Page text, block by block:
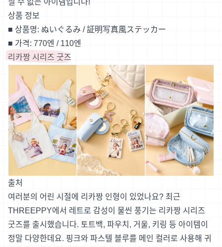
상품 정보
■ 상품명: ぬいぐるみ / 証明写真風ステッカー
■ 가격: 770엔 / 110엔
리카짱 시리즈 굿즈
출처
여러분의 어린 시절에 리카짱 인형이 있었나요? 최근
THREEPPY에서 레트로 감성이 물씬 풍기는 리카짱 시리즈
굿즈를 출시했습니다. 토트백, 파우치, 거울, 키링 등 아이템이
정말 다양한데요. 핑크와 파스텔 블루를 메인 컬러로 사용해 귀